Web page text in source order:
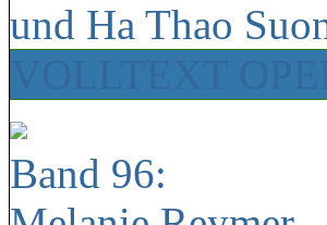
und Ha Thao
Band 96: